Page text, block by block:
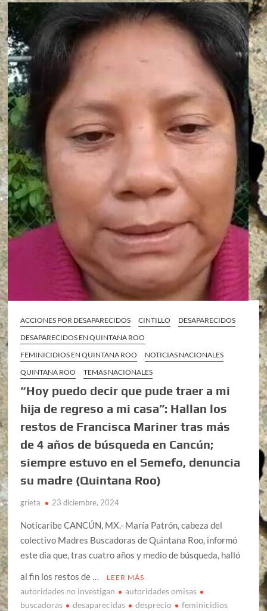
ACCIONES POR DESAPARECIDOS CINTILLO
DESAPARECIDOS
DESAPARECIDOS EN QUINTANA ROO
FEMINICIDIOS EN QUINTANA ROO
NOTICIAS NACIONALES
QUINTANA ROO
TEMAS NACIONALES
“Hoy puedo decir que pude traer a mi
hija de regreso a mi casa”: Hallan los
restos de Francisca Mariner tras más
de 4 años de búsqueda en Cancún;
siempre estuvo en el Semefo, denuncia
su madre (Quintana Roo)
grieta 23 diciembre, 2024
Noticaribe CANCÚN, MX.- María Patrón, cabeza del
colectivo Madres Buscadoras de Quintana Roo, informó
este dia que, tras cuatro años y medio de búsqueda, halló
al fin los restos de …
LEER MÁS
autoridades no investigan
autoridades omisas
buscadoras
desaparecidas desprecio feminicidios